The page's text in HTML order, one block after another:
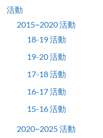
活動
2015~2020 活動
18-19 活動
19-20 活動
17-18 活動
16-17 活動
15-16 活動
2020~2025 活動